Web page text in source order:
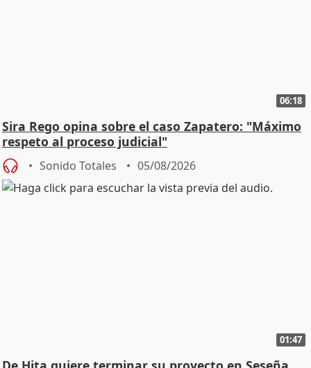
06:18
Sira Rego opina sobre el caso Zapatero: "Máximo
respeto al proceso judicial"
Sonido Totales 05/08/2026
01:47